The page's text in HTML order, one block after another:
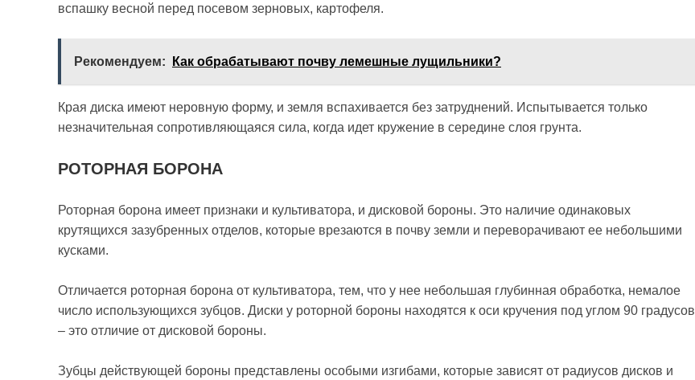
вспашку весной перед посевом зерновых, картофеля.
Рекомендуем: Как обрабатывают почву лемешные лущильники?
Края диска имеют неровную форму, и земля вспахивается без затруднений. Испытывается только
незначительная сопротивляющаяся сила, когда идет кружение в середине слоя грунта.
РОТОРНАЯ БОРОНА
Роторная борона имеет признаки и культиватора, и дисковой бороны. Это наличие одинаковых
крутящихся зазубренных отделов, которые врезаются в почву земли и переворачивают ее небольшими
кусками.
Отличается роторная борона от культиватора, тем, что у нее небольшая глубинная обработка, немалое
число использующихся зубцов. Диски у роторной бороны находятся к оси кручения под углом 90 градусов
– это отличие от дисковой бороны.
Зубцы действующей бороны представлены особыми изгибами, которые зависят от радиусов дисков и